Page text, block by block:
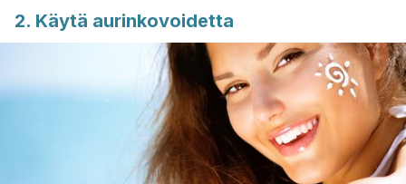
2. Käytä aurinkovoidetta